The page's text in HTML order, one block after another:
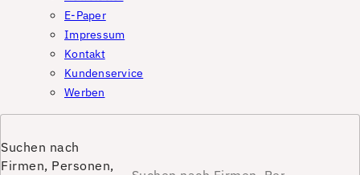
E-Paper
Impressum
Kontakt
Kundenservice
Werben
Suchen nach
Firmen, Personen,